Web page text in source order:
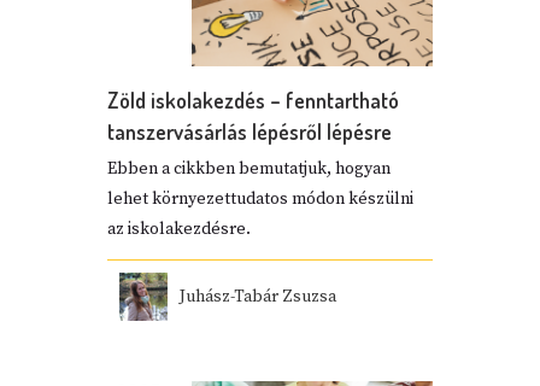
Zöld iskolakezdés – fenntartható
tanszervásárlás lépésről lépésre
Ebben a cikkben bemutatjuk, hogyan
lehet környezettudatos módon készülni
az iskolakezdésre.
Juhász-Tabár Zsuzsa